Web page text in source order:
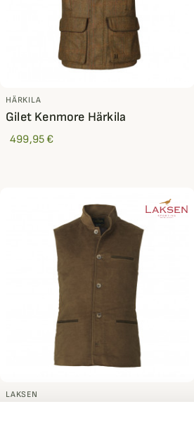
HÄRKILA
Gilet Kenmore Härkila
499,95 €
LAKSEN